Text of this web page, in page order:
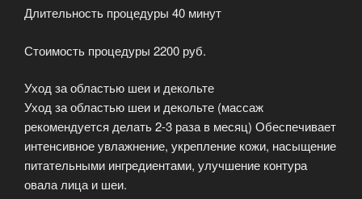
Длительность процедуры 40 минут
Стоимость процедуры 2200 руб.
Уход за областью шеи и декольте
Уход за областью шеи и декольте (массаж
рекомендуется делать 2-3 раза в месяц) Обеспечивает
интенсивное увлажнение, укрепление кожи, насыщение
питательными ингредиентами, улучшение контура
овала лица и шеи.